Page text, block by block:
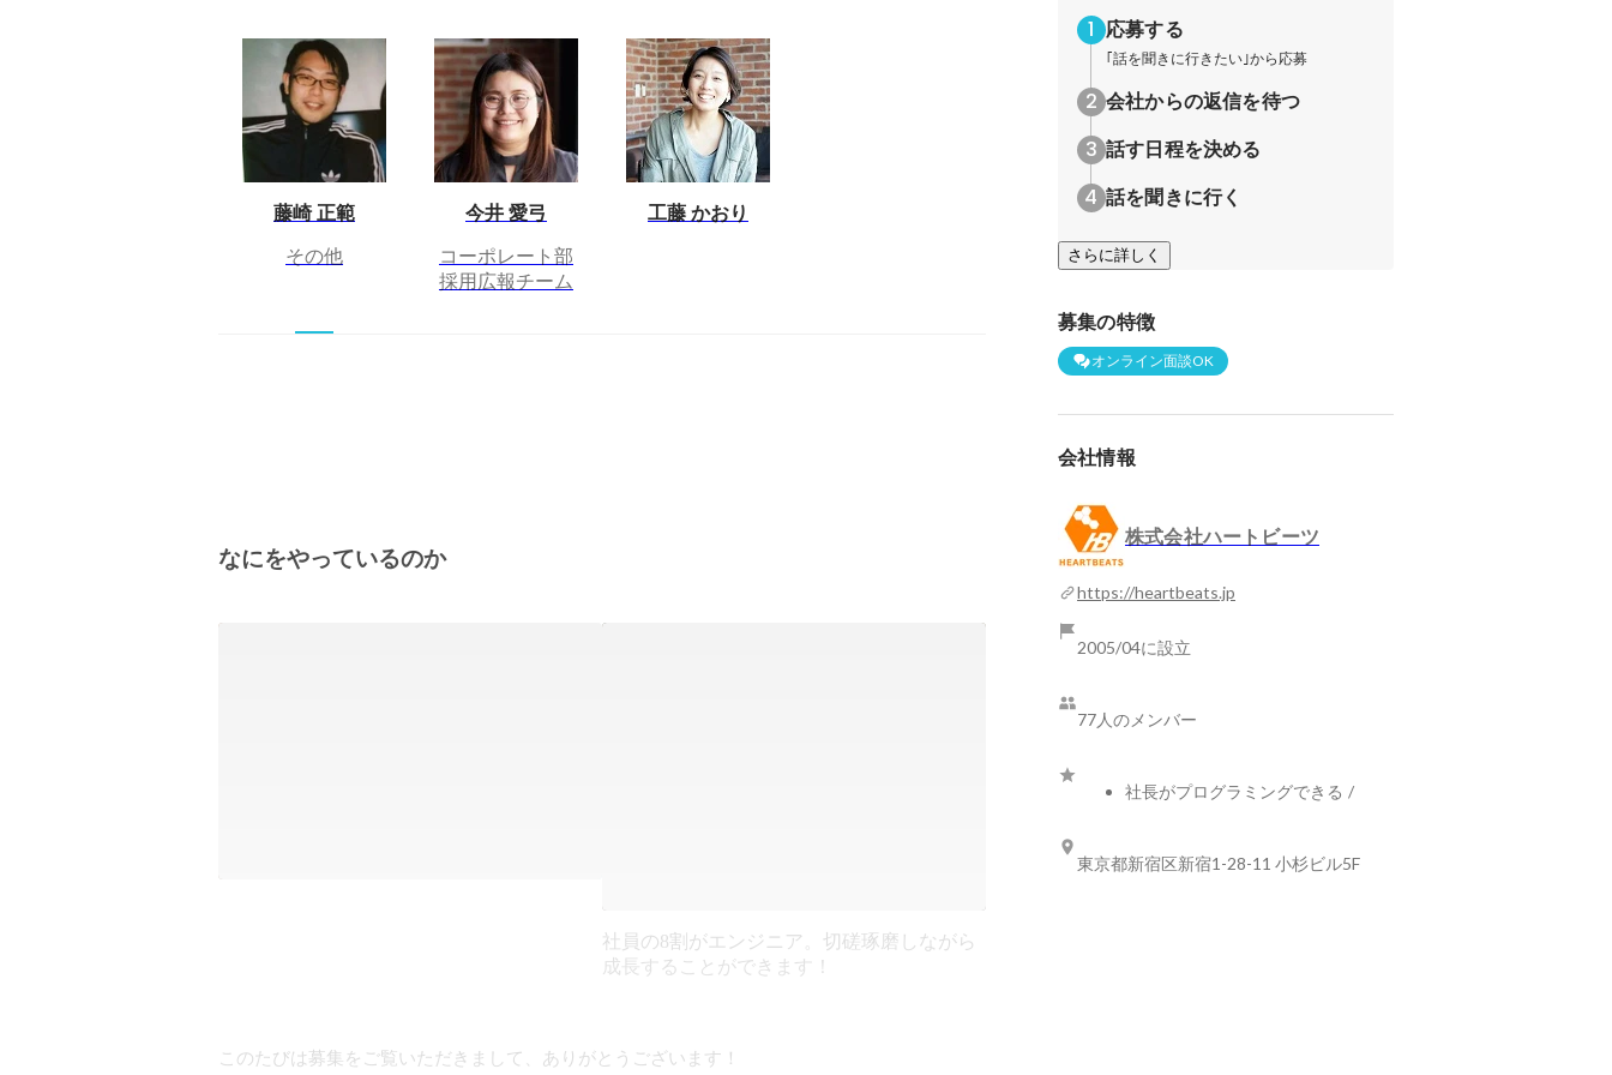
藤崎 正範
その他
今井 愛弓
コーポレート部
採用広報チーム
工藤 かおり
なにをやっているのか
社員の8割がエンジニア。切磋琢磨しながら
成長することができます！
このたびは募集をご覧いただきまして、ありがとうございます！
応募する
｢話を聞きに行きたい｣から応募
会社からの返信を待つ
話す日程を決める
話を聞きに行く
さらに詳しく
募集の特徴
オンライン面談OK
会社情報
株式会社ハートビーツ
https://heartbeats.jp
2005/04に設立
77人のメンバー
社長がプログラミングできる /
東京都新宿区新宿1-28-11 小杉ビル5F